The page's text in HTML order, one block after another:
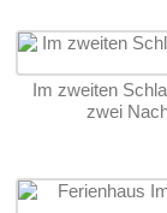
Im zweiten
zwei